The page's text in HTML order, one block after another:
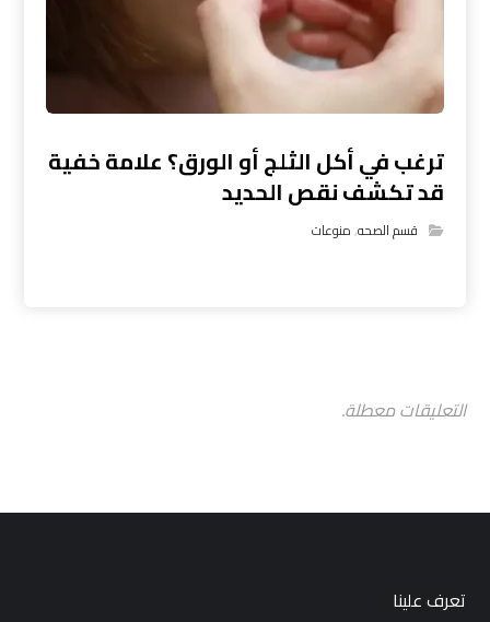
ترغب في أكل الثلج أو الورق؟ علامة خفية
قد تكشف نقص الحديد
قسم الصحه,منوعات
التعليقات معطلة.
تعرف علينا